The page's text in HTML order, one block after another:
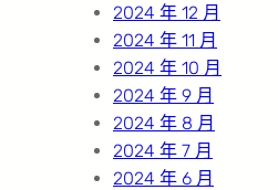
2024 年 12 月
2024 年 11 月
2024 年 10 月
2024 年 9 月
2024 年 8 月
2024 年 7 月
2024 年 6 月